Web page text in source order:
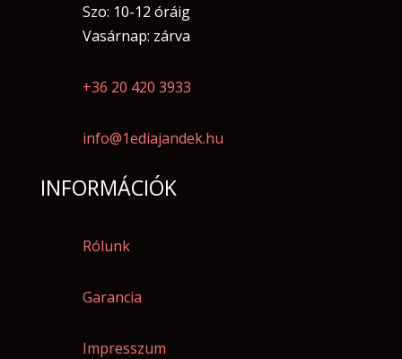
Szo: 10-12 óráig
Vasárnap: zárva
+36 20 420 3933
info@1ediajandek.hu
INFORMÁCIÓK
Rólunk
Garancia
Impresszum